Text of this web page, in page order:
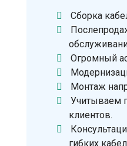
Сборка
Огромный
Монтаж
Учитываем
клиентов.
гибких